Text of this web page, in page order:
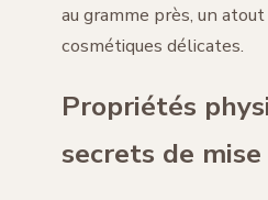
au gramme près, un
cosmétiques délicates.
Propriétés
secrets de